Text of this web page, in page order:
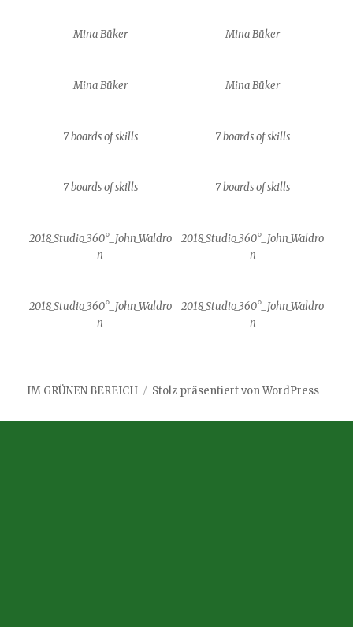
Mina Büker Mina Büker
Mina Büker Mina Büker
7 boards of skills 7 boards of skills
7 boards of skills 7 boards of skills
2018_Studio_360°_John_Waldro
n
2018_Studio_360°_John_Waldro
n
2018_Studio_360°_John_Waldro
n
2018_Studio_360°_John_Waldro
n
IM GRÜNEN BEREICH Stolz präsentiert von WordPress